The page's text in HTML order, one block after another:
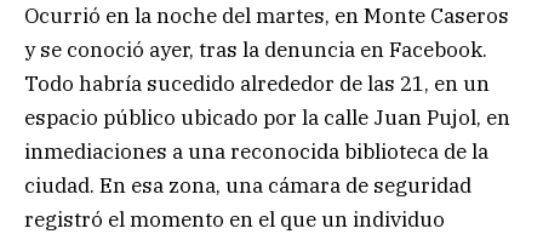
Ocurrió en la noche del martes, en Monte Caseros
y se conoció ayer, tras la denuncia en Facebook.
Todo habría sucedido alrededor de las 21, en un
espacio público ubicado por la calle Juan Pujol, en
inmediaciones a una reconocida biblioteca de la
ciudad. En esa zona, una cámara de seguridad
registró el momento en el que un individuo